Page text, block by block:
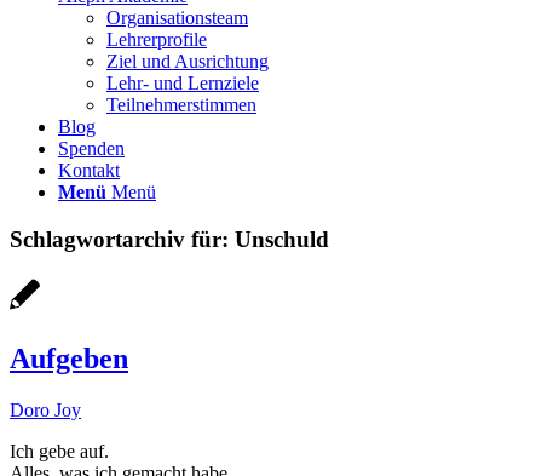
Organisationsteam
Lehrerprofile
Ziel und Ausrichtung
Lehr- und Lernziele
Teilnehmerstimmen
Blog
Spenden
Kontakt
Menü Menü
Schlagwortarchiv für: Unschuld
Aufgeben
Doro Joy
Ich gebe auf.